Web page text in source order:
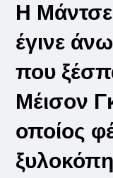
Η
έγινε
που
Μέισον
οποίος